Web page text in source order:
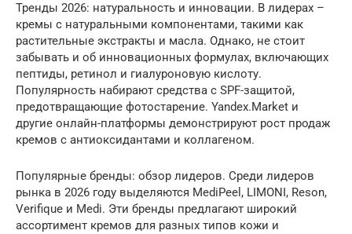
Тренды 2026: натуральность и инновации. В лидерах –
кремы с натуральными компонентами, такими как
растительные экстракты и масла. Однако, не стоит
забывать и об инновационных формулах, включающих
пептиды, ретинол и гиалуроновую кислоту.
Популярность набирают средства с SPF-защитой,
предотвращающие фотостарение. Yandex.Market и
другие онлайн-платформы демонстрируют рост продаж
кремов с антиоксидантами и коллагеном.
Популярные бренды: обзор лидеров. Среди лидеров
рынка в 2026 году выделяются MediPeel, LIMONI, Reson,
Verifique и Medi. Эти бренды предлагают широкий
ассортимент кремов для разных типов кожи и